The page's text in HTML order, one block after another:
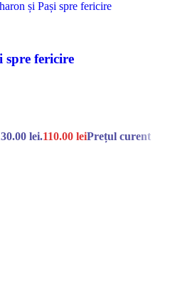
spre fericire
lei.110.00 leiPrețul curent